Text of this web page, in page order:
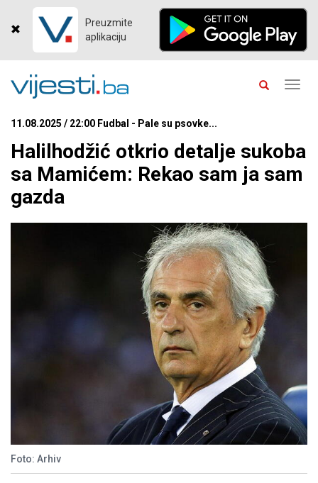
Preuzmite
aplikaciju
11.08.2025 / 22:00 Fudbal - Pale su psovke...
Halilhodžić otkrio detalje sukoba
sa Mamićem: Rekao sam ja sam
gazda
Foto: Arhiv